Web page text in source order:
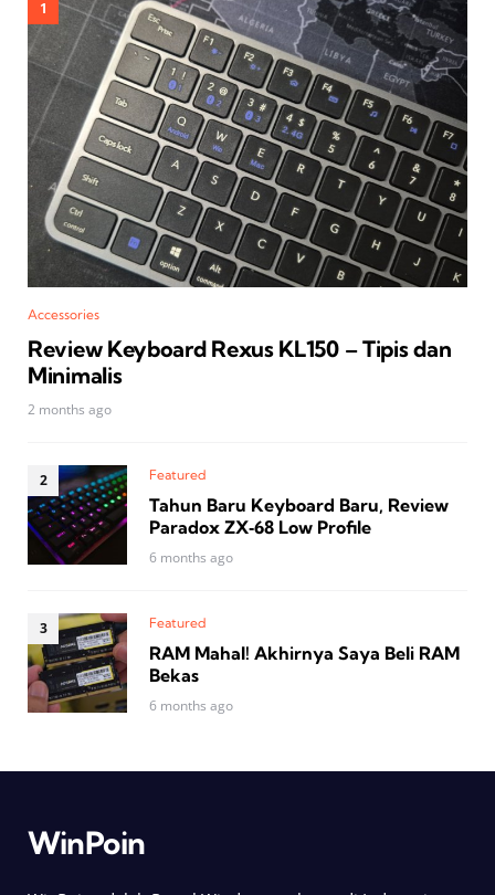
Accessories
Review Keyboard Rexus KL150 – Tipis dan
Minimalis
2 months ago
Featured
Tahun Baru Keyboard Baru, Review
Paradox ZX‑68 Low Profile
6 months ago
Featured
RAM Mahal! Akhirnya Saya Beli RAM
Bekas
6 months ago
WinPoin